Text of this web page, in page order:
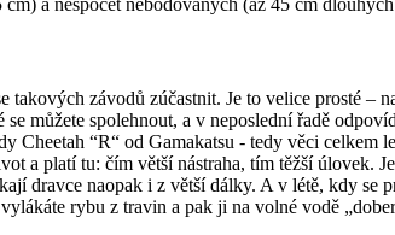
a nespočet nebodovaných (až 45 cm
takových závodů zúčastnit. Je to velice prosté –
se můžete spolehnout, a v neposlední řadě
Cheetah “R“ od Gamakatsu - tedy věci celkem
a platí tu: čím větší nástraha, tím těžší úlovek.
dravce naopak i z větší dálky. A v létě, kdy
rybu z travin a pak ji na volné vodě